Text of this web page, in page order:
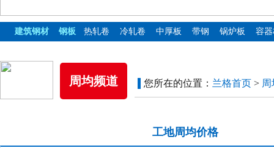
建筑钢材 钢板 热轧卷 冷轧卷 中厚板 带钢 锅炉板 容
周均频道 您所在的位置： 兰格首页 >
工地周均价格